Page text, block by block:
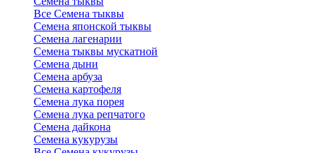
Все Семена тыквы
Семена японской тыквы
Семена лагенарии
Семена тыквы мускатной
Семена дыни
Семена арбуза
Семена картофеля
Семена лука порея
Семена лука репчатого
Семена дайкона
Семена кукурузы